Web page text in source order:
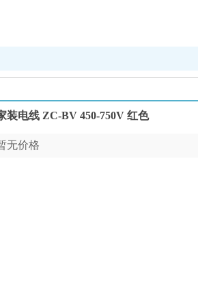
装电线 ZC-BV 450-750V 红色
无价格